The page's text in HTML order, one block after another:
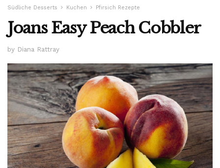
Südliche Desserts Kuchen Pfirsich Rezepte
Joans Easy Peach Cobbler
by Diana Rattray